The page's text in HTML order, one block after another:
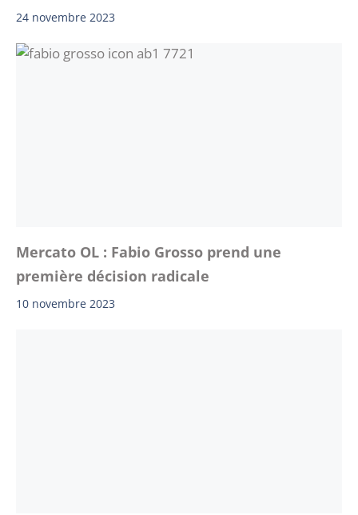
24 novembre 2023
Mercato OL : Fabio Grosso prend une
première décision radicale
10 novembre 2023